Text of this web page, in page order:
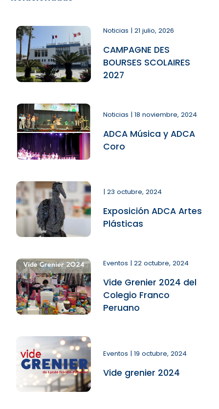
Noticias | 21 julio, 2026
CAMPAGNE DES
BOURSES SCOLAIRES
2027
Noticias | 18 noviembre, 2024
ADCA Música y ADCA
Coro
| 23 octubre, 2024
Exposición ADCA Artes
Plásticas
Eventos | 22 octubre, 2024
Vide Grenier 2024 del
Colegio Franco
Peruano
Eventos | 19 octubre, 2024
Vide grenier 2024